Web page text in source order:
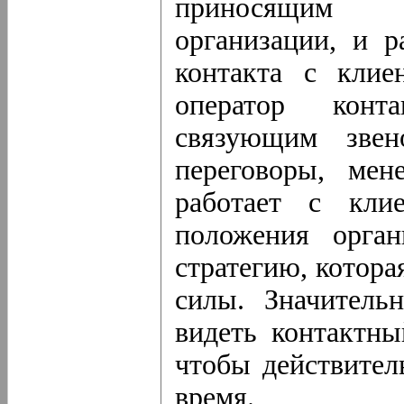
приносящим
организации, и
контакта с
оператор
связующим
переговоры,
работает с
положения
стратегию,
силы.
видеть
чтобы
время.